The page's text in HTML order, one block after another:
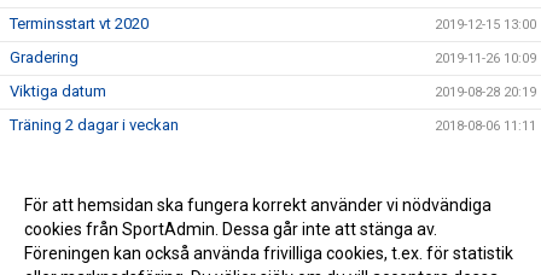
Terminsstart vt 2020 2019-12-15 13:00
Gradering 2019-11-26 10:09
Viktiga datum 2019-08-28 20:19
Träning 2 dagar i veckan 2018-08-06 11:11
För att hemsidan ska fungera korrekt använder vi nödvändiga
cookies från SportAdmin. Dessa går inte att stänga av.
Föreningen kan också använda frivilliga cookies, t.ex. för statistik